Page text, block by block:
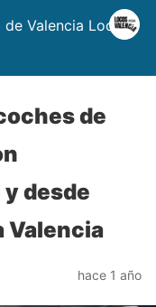
Valencia Locos
de
desde
Valencia
hace 1 año